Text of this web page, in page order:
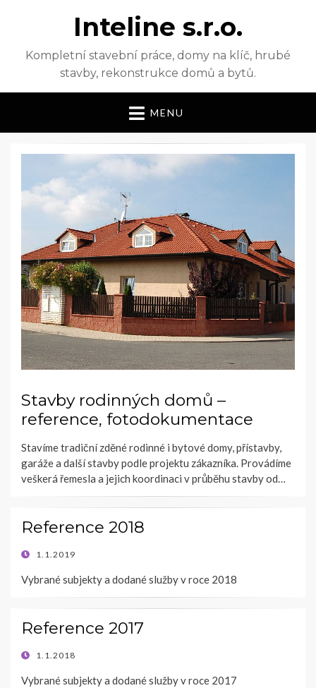
Inteline s.r.o.
Kompletní stavební práce, domy na klíč, hrubé
stavby, rekonstrukce domů a bytů.
MENU
Stavby rodinných domů –
reference, fotodokumentace
Stavíme tradiční zděné rodinné i bytové domy, přístavby,
garáže a další stavby podle projektu zákazníka. Provádíme
veškerá řemesla a jejich koordinaci v průběhu stavby od…
Reference 2018
POSTED
1.1.2019
Vybrané subjekty a dodané služby v roce 2018
Reference 2017
POSTED
1.1.2018
Vybrané subjekty a dodané služby v roce 2017